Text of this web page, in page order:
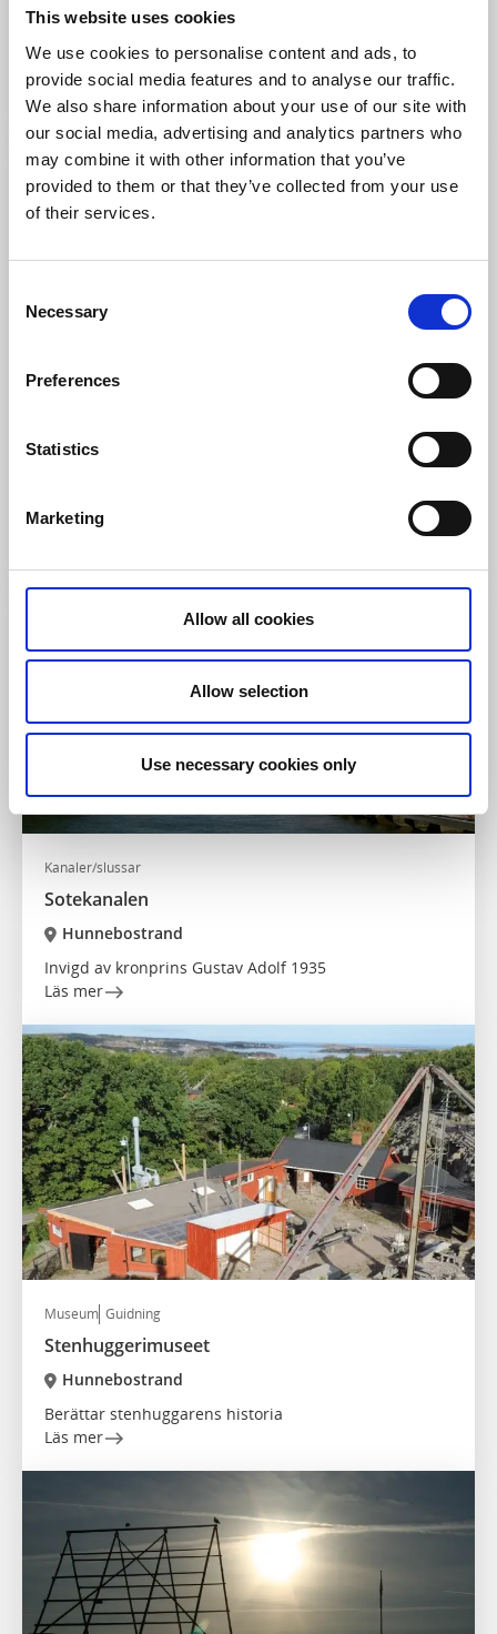
This website uses cookies
We use cookies to personalise content and ads, to
provide social media features and to analyse our traffic.
We also share information about your use of our site with
our social media, advertising and analytics partners who
may combine it with other information that you’ve
provided to them or that they’ve collected from your use
of their services.
Selection
Necessary
Preferences
Statistics
Marketing
Allow all cookies
Allow selection
Use necessary cookies only
Kungshamn
Besök den kulturhistoriska Gerlegården med
tillhörande magsinbyggnad
Läs mer
Smögens Hembygdsmuseum
En vandring i fiskarens spår
Kanaler/slussar
Sotekanalen
Hunnebostrand
Invigd av kronprins Gustav Adolf 1935
Läs mer
Museum Guidning
Stenhuggerimuseet
Hunnebostrand
Berättar stenhuggarens historia
Läs mer